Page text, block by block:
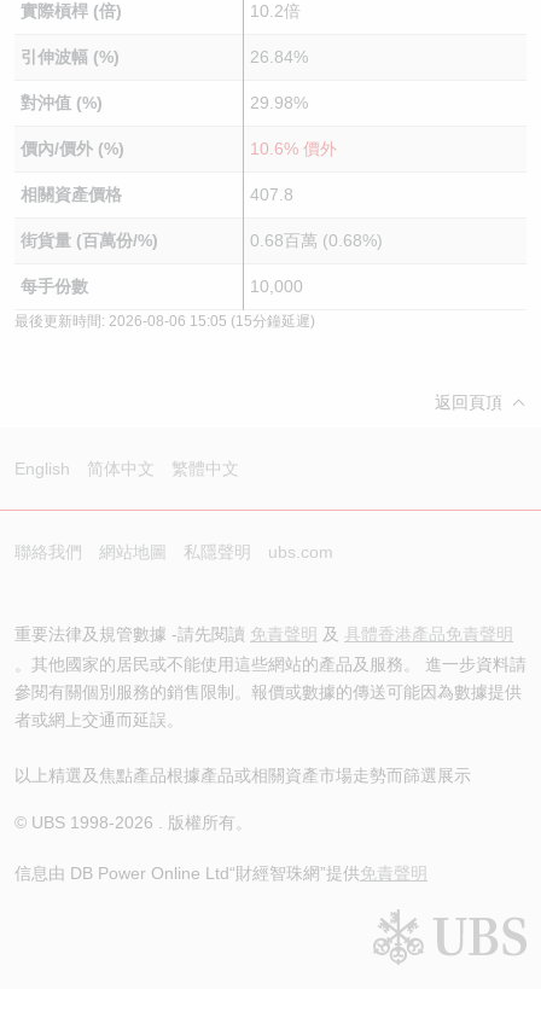
實際槓桿 (倍) 10.2倍
引伸波幅 (%) 26.84%
對沖值 (%) 29.98%
價內/價外 (%) 10.6% 價外
相關資產價格 407.8
街貨量 (百萬份/%) 0.68百萬 (0.68%)
每手份數 10,000
最後更新時間: 2026-08-06 15:05 (15分鐘延遲)
返回頁頂
English 简体中文 繁體中文
聯絡我們 網站地圖 私隱聲明 ubs.com
重要法律及規管數據 -請先閱讀 免責聲明 及 具體香港產品免責聲明
。其他國家的居民或不能使用這些網站的產品及服務。 進一步資料請
參閱有關個別服務的銷售限制。報價或數據的傳送可能因為數據提供
者或網上交通而延誤。
以上精選及焦點產品根據產品或相關資產市場走勢而篩選展示
© UBS 1998-2026 . 版權所有。
信息由 DB Power Online Ltd“財經智珠網”提供免責聲明